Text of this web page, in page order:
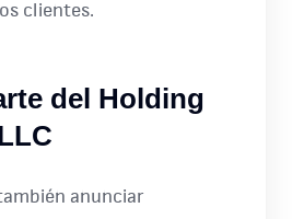
clientes.
del Holding
anunciar